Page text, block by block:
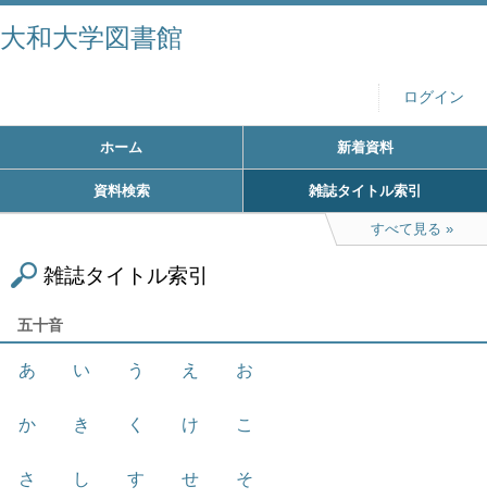
大和大学図書館
ログイン
ホーム 新着資料
資料検索 雑誌タイトル索引
すべて見る
雑誌タイトル索引
五十音
あ い う え お
か き く け こ
さ し す せ そ